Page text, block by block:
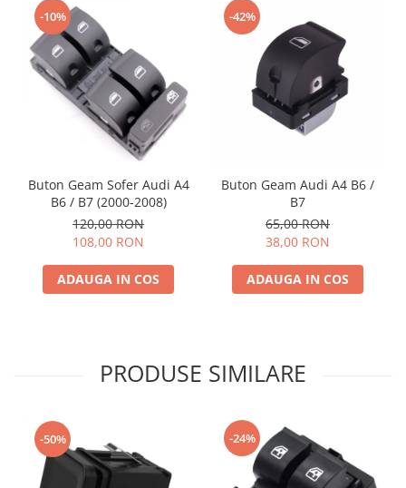
-10%
Buton Geam Sofer Audi A4
B6 / B7 (2000-2008)
120,00 RON
108,00 RON
ADAUGA IN COS
-42%
Buton Geam Audi A4 B6 /
B7
65,00 RON
38,00 RON
ADAUGA IN COS
PRODUSE SIMILARE
-50% -24%